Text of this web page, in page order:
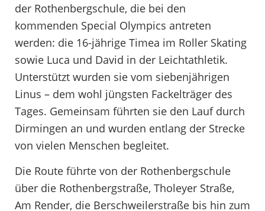
der Rothenbergschule, die bei den
kommenden Special Olympics antreten
werden: die 16-jährige Timea im Roller Skating
sowie Luca und David in der Leichtathletik.
Unterstützt wurden sie vom siebenjährigen
Linus – dem wohl jüngsten Fackelträger des
Tages. Gemeinsam führten sie den Lauf durch
Dirmingen an und wurden entlang der Strecke
von vielen Menschen begleitet.
Die Route führte von der Rothenbergschule
über die Rothenbergstraße, Tholeyer Straße,
Am Render, die Berschweilerstraße bis hin zum